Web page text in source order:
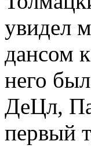
увидел
дансом
него
ДеЦл,
первый